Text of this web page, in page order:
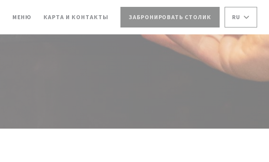
((ОТКРЫВАЕТСЯ В НОВОМ ОКНЕ))
МЕНЮ ((ОТКРЫВАЕТСЯ В НОВОМ ОКНЕ))
КАРТА И КОНТАКТЫ ЗАБРОНИРОВАТЬ СТОЛИК RU